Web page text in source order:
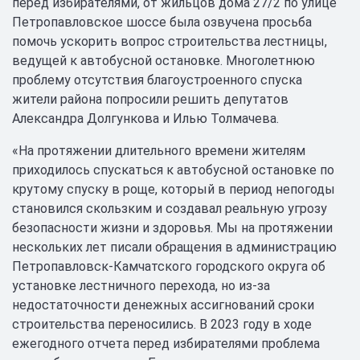
Петропавловское шоссе была озвучена просьба
помочь ускорить вопрос строительства лестницы,
ведущей к автобусной остановке. Многолетнюю
проблему отсутствия благоустроенного спуска
жители района попросили решить депутатов
Александра Долгункова и Илью Толмачева.
«На протяжении длительного времени жителям
приходилось спускаться к автобусной остановке по
крутому спуску в роще, который в период непогоды
становился скользким и создавал реальную угрозу
безопасности жизни и здоровья. Мы на протяжении
нескольких лет писали обращения в администрацию
Петропавловск-Камчатского городского округа об
установке лестничного перехода, но из-за
недостаточности денежных ассигнований сроки
строительства переносились. В 2023 году в ходе
ежегодного отчета перед избирателями проблема